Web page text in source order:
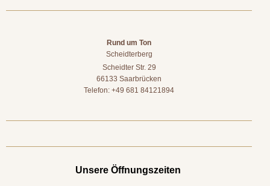
Rund um Ton
Scheidterberg
Scheidter Str. 29
66133 Saarbrücken
Telefon: +49 681 84121894
Unsere Öffnungszeiten